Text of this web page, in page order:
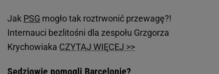
Jak PSG mogło tak roztrwonić przewagę?!
Internauci bezlitośni dla zespołu Grzgorza
Krychowiaka CZYTAJ WIĘCEJ >>
Sędziowie pomogli Barcelonie?